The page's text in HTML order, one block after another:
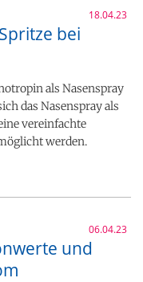
18.04.23
bei
als Nasenspray
das Nasenspray als
vereinfachte
werden.
06.04.23
und